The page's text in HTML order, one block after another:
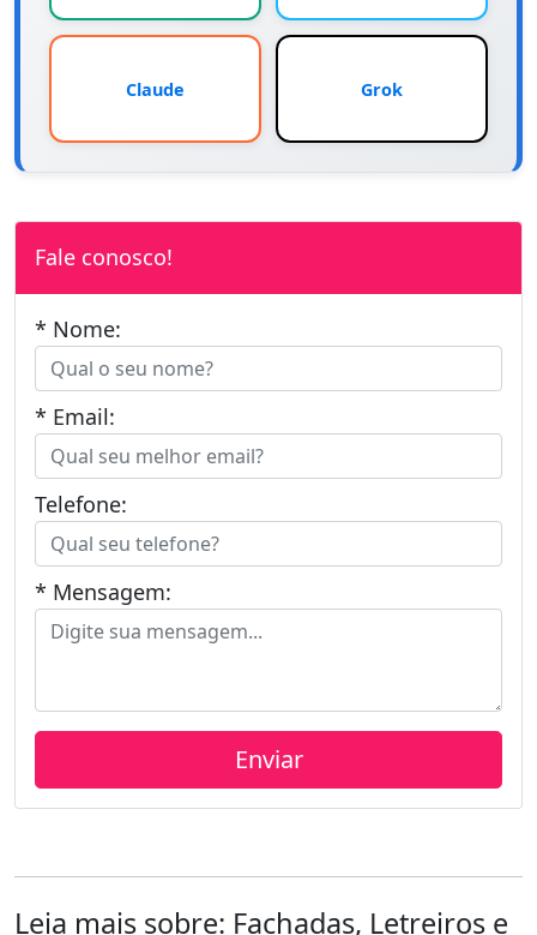
Claude Grok
Fale conosco!
* Nome:
* Email:
Telefone:
* Mensagem:
Leia mais sobre: Fachadas, Letreiros e